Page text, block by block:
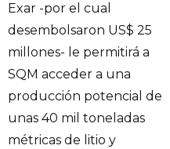
Exar -por el cual
desembolsaron US$ 25
millones- le permitirá a
SQM acceder a una
producción potencial de
unas 40 mil toneladas
métricas de litio y